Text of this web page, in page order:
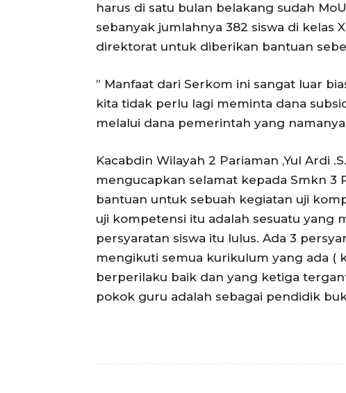
harus di satu bulan belakang sudah
sebanyak jumlahnya 382 siswa di kelas
direktorat untuk diberikan bantuan
” Manfaat dari Serkom ini sangat luar
kita tidak perlu lagi meminta dana
melalui dana pemerintah yang
Kacabdin Wilayah 2 Pariaman ,Yul Ardi
mengucapkan selamat kepada Smkn
bantuan untuk sebuah kegiatan uji
uji kompetensi itu adalah sesuatu yang
persyaratan siswa itu lulus. Ada 3
mengikuti semua kurikulum yang ada (
berperilaku baik dan yang ketiga
pokok guru adalah sebagai pendidik